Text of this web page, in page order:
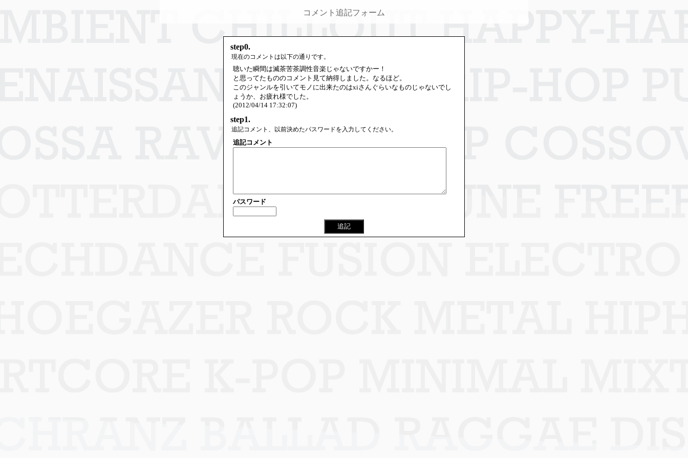
コメント追記フォーム
step0.
現在のコメントは以下の通りです。
聴いた瞬間は滅茶苦茶調性音楽じゃないですかー！
と思ってたもののコメント見て納得しました。なるほど。
このジャンルを引いてモノに出来たのはxiさんぐらいなものじゃないでし
ょうか、お疲れ様でした。
(2012/04/14 17:32:07)
step1.
追記コメント、以前決めたパスワードを入力してください。
追記コメント
パスワード
追記